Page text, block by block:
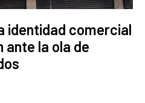
identidad comercial
ante la ola de